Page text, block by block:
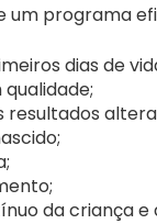
um programa
dias de
resultados
da criança e